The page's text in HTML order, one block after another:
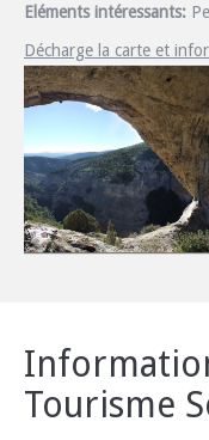
Eléments intéressants:
Décharge la carte et
Tourisme